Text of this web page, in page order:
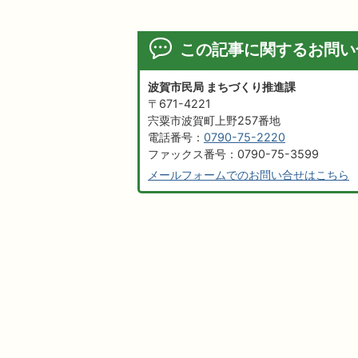
この記事に関するお問
波賀市民局 まちづくり推進課
〒671-4221
宍粟市波賀町上野257番地
電話番号： 0790-75-2220
ファックス番号：0790-75-3599
メールフォームでのお問い合せはこちら